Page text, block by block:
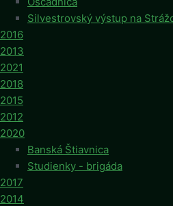
Silvestrovský výstup na
2016
2013
2021
2018
2015
2012
2020
Banská Štiavnica
Studienky - brigáda
2017
2014